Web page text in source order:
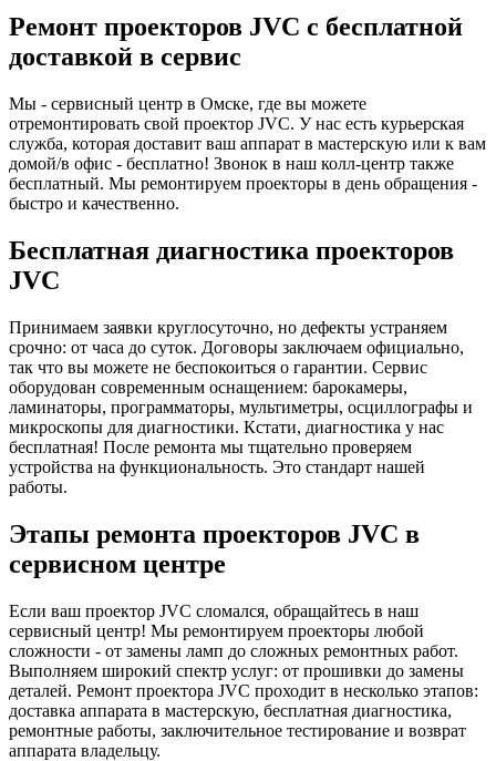
Ремонт проекторов JVC с бесплатной
доставкой в сервис
Мы - сервисный центр в Омске, где вы можете
отремонтировать свой проектор JVC. У нас есть курьерская
служба, которая доставит ваш аппарат в мастерскую или к вам
домой/в офис - бесплатно! Звонок в наш колл-центр также
бесплатный. Мы ремонтируем проекторы в день обращения -
быстро и качественно.
Бесплатная диагностика проекторов
JVC
Принимаем заявки круглосуточно, но дефекты устраняем
срочно: от часа до суток. Договоры заключаем официально,
так что вы можете не беспокоиться о гарантии. Сервис
оборудован современным оснащением: барокамеры,
ламинаторы, программаторы, мультиметры, осциллографы и
микроскопы для диагностики. Кстати, диагностика у нас
бесплатная! После ремонта мы тщательно проверяем
устройства на функциональность. Это стандарт нашей
работы.
Этапы ремонта проекторов JVC в
сервисном центре
Если ваш проектор JVC сломался, обращайтесь в наш
сервисный центр! Мы ремонтируем проекторы любой
сложности - от замены ламп до сложных ремонтных работ.
Выполняем широкий спектр услуг: от прошивки до замены
деталей. Ремонт проектора JVC проходит в несколько этапов:
доставка аппарата в мастерскую, бесплатная диагностика,
ремонтные работы, заключительное тестирование и возврат
аппарата владельцу.